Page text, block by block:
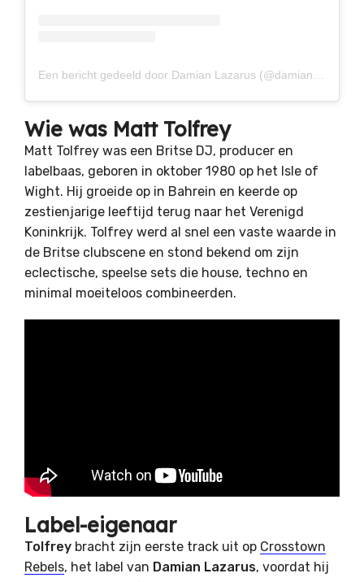
Wie was Matt Tolfrey
Matt Tolfrey was een Britse DJ, producer en
labelbaas, geboren in oktober 1980 op het Isle of
Wight. Hij groeide op in Bahrein en keerde op
zestienjarige leeftijd terug naar het Verenigd
Koninkrijk. Tolfrey werd al snel een vaste waarde in
de Britse clubscene en stond bekend om zijn
eclectische, speelse sets die house, techno en
minimal moeiteloos combineerden.
Label-eigenaar
Tolfrey bracht zijn eerste track uit op Crosstown
Rebels, het label van Damian Lazarus, voordat hij